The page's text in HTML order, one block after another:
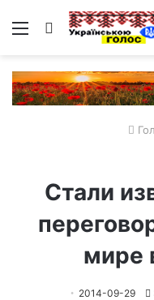
Меню Пошук
Стали
мире
2014-09-29